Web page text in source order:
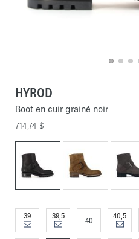
HYROD
Boot en cuir grainé noir
714,74 $
39 39,5
40
40,5